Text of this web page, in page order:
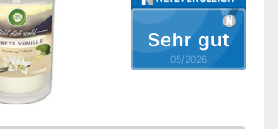
Sehr gut
05/2026